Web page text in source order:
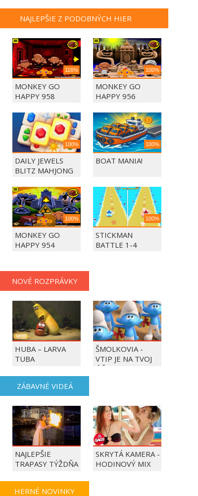
NAJLEPŠIE Z PODOBNÝCH HIER
116%
MONKEY GO
HAPPY 958
100%
MONKEY GO
HAPPY 956
100%
DAILY JEWELS
BLITZ MAHJONG
100%
BOAT MANIA!
100%
MONKEY GO
HAPPY 954
100%
STICKMAN
BATTLE 1-4
NOVÉ ROZPRÁVKY
HUBA – LARVA
TUBA
ŠMOLKOVIA -
VTIP JE NA TVOJ
ÚČET
ZÁBAVNÉ VIDEÁ
NAJLEPŠIE
TRAPASY TÝŽDŇA
SKRYTÁ KAMERA -
HODINOVÝ MIX
HERNÉ NOVINKY